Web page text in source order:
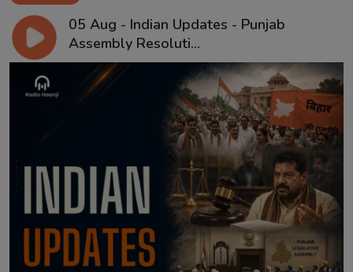
05 Aug - Indian Updates - Punjab
Assembly Resoluti...